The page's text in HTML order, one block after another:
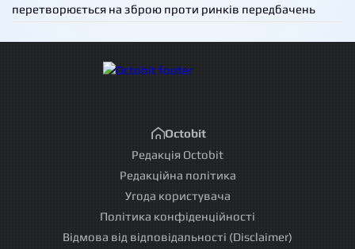
перетворюється на зброю проти ринків передбачень
Octobit
Редакція Octobit
Редакційна політика
Угода користувача
Політика конфіденційності
Відмова від відповідальності (Disclaimer)